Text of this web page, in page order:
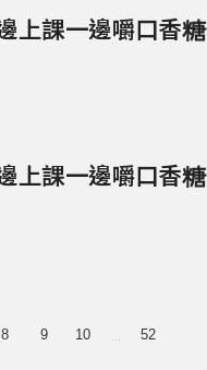
上課一邊嚼口香糖
上課一邊嚼口香糖
8 9 10 52